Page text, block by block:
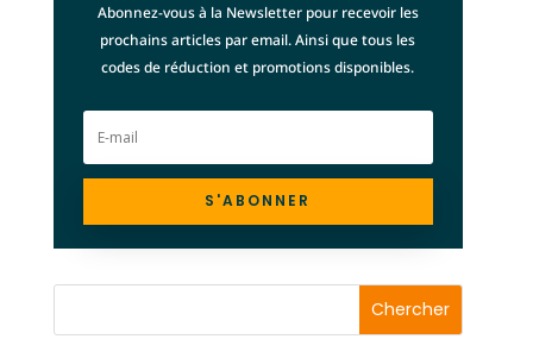
Abonnez-vous à la Newsletter pour recevoir les
prochains articles par email. Ainsi que tous les
codes de réduction et promotions disponibles.
S'ABONNER